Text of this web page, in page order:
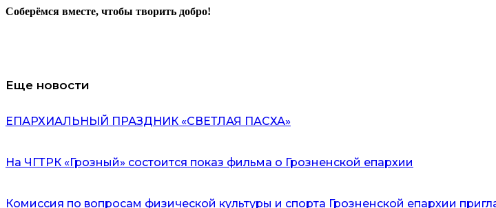
Соберёмся вместе, чтобы творить добро!
Еще новости
ЕПАРХИАЛЬНЫЙ ПРАЗДНИК «СВЕТЛАЯ ПАСХА»
На ЧГТРК «Грозный» состоится показ фильма о Грозненской епархии
Комиссия по вопросам физической культуры и спорта Грозненской епархии